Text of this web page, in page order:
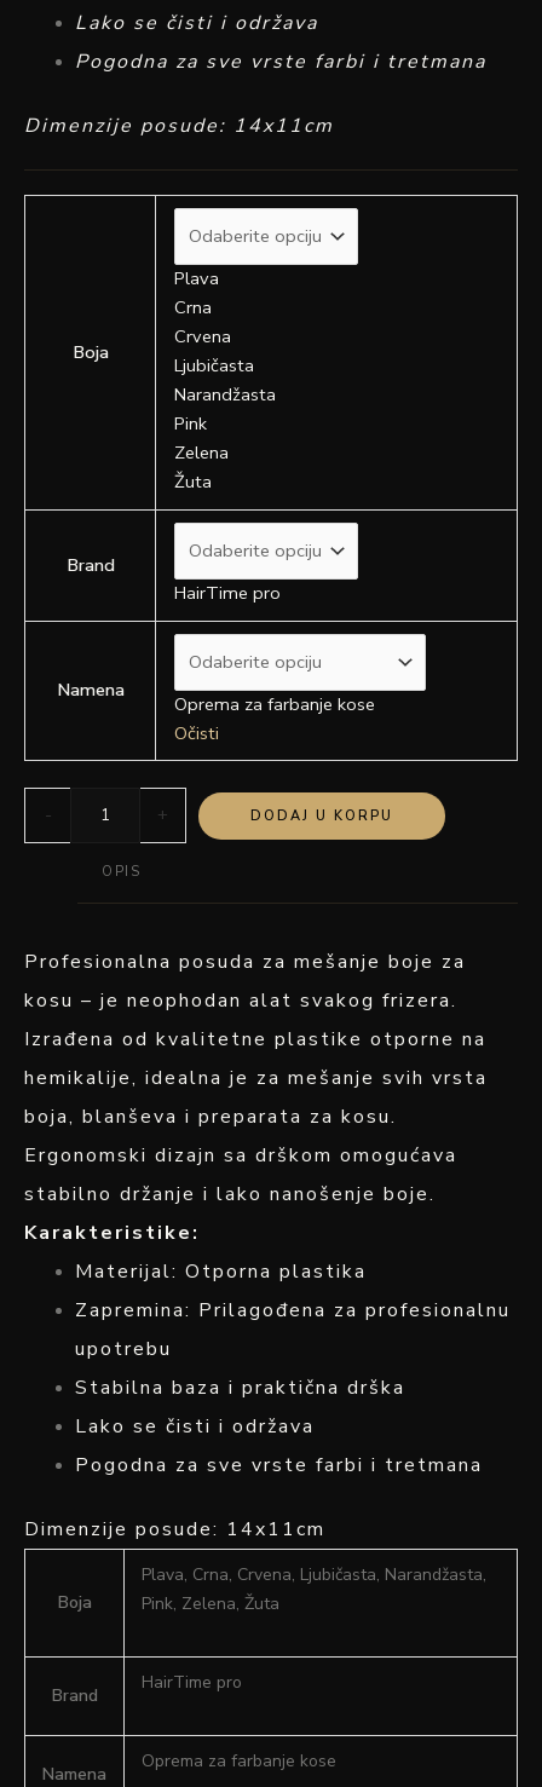
Lako se čisti i održava
Pogodna za sve vrste farbi i tretmana
Dimenzije posude: 14x11cm
Boja
Plava
Crna
Crvena
Ljubičasta
Narandžasta
Pink
Zelena
Žuta
Brand
HairTime pro
Namena
Oprema za farbanje kose
Očisti
- + DODAJ U KORPU
OPIS
Profesionalna posuda za mešanje boje za
kosu – je neophodan alat svakog frizera.
Izrađena od kvalitetne plastike otporne na
hemikalije, idealna je za mešanje svih vrsta
boja, blanševa i preparata za kosu.
Ergonomski dizajn sa drškom omogućava
stabilno držanje i lako nanošenje boje.
Karakteristike:
Materijal: Otporna plastika
Zapremina: Prilagođena za profesionalnu
upotrebu
Stabilna baza i praktična drška
Lako se čisti i održava
Pogodna za sve vrste farbi i tretmana
Dimenzije posude: 14x11cm
Boja
Plava, Crna, Crvena, Ljubičasta, Narandžasta,
Pink, Zelena, Žuta
Brand
HairTime pro
Namena
Oprema za farbanje kose